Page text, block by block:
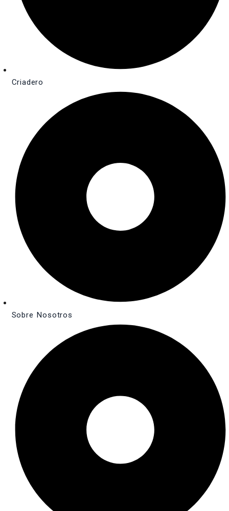
Criadero
Sobre Nosotros